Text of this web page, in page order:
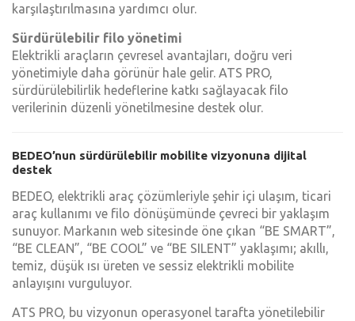
karşılaştırılmasına yardımcı olur.
Sürdürülebilir filo yönetimi
Elektrikli araçların çevresel avantajları, doğru veri
yönetimiyle daha görünür hale gelir. ATS PRO,
sürdürülebilirlik hedeflerine katkı sağlayacak filo
verilerinin düzenli yönetilmesine destek olur.
BEDEO’nun sürdürülebilir mobilite vizyonuna dijital
destek
BEDEO, elektrikli araç çözümleriyle şehir içi ulaşım, ticari
araç kullanımı ve filo dönüşümünde çevreci bir yaklaşım
sunuyor. Markanın web sitesinde öne çıkan “BE SMART”,
“BE CLEAN”, “BE COOL” ve “BE SILENT” yaklaşımı; akıllı,
temiz, düşük ısı üreten ve sessiz elektrikli mobilite
anlayışını vurguluyor.
ATS PRO, bu vizyonun operasyonel tarafta yönetilebilir